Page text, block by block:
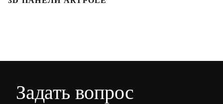
Задать вопрос